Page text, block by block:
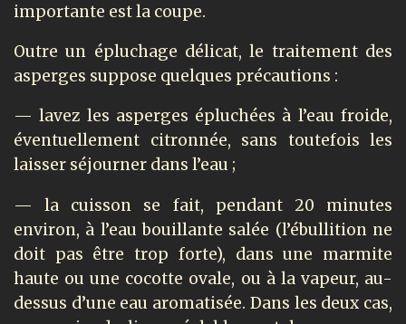
importante est la coupe.
Outre un épluchage délicat, le traitement des
asperges suppose quelques précautions :
— lavez les asperges épluchées à l’eau froide,
éventuellement citronnée, sans toutefois les
laisser séjourner dans l’eau ;
— la cuisson se fait, pendant 20 minutes
environ, à l’eau bouillante salée (l’ébullition ne
doit pas être trop forte), dans une marmite
haute ou une cocotte ovale, ou à la vapeur, au-
dessus d’une eau aromatisée. Dans les deux cas,